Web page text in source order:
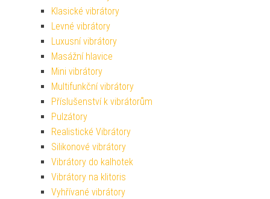
Klasické vibrátory
Levné vibrátory
Luxusní vibrátory
Masážní hlavice
Mini vibrátory
Multifunkční vibrátory
Příslušenství k vibrátorům
Pulzátory
Realistické Vibrátory
Silikonové vibrátory
Vibrátory do kalhotek
Vibrátory na klitoris
Vyhřívané vibrátory